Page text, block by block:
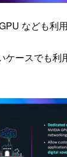
なども利
ケースでも利